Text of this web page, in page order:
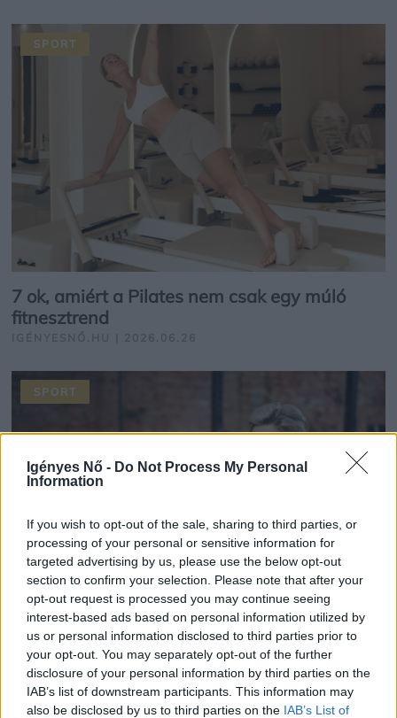
Igényes Nő - Do Not Process My Personal
Information
If you wish to opt-out of the sale, sharing to third parties, or
processing of your personal or sensitive information for
targeted advertising by us, please use the below opt-out
section to confirm your selection. Please note that after your
opt-out request is processed you may continue seeing
interest-based ads based on personal information utilized by
us or personal information disclosed to third parties prior to
your opt-out. You may separately opt-out of the further
disclosure of your personal information by third parties on the
IAB’s list of downstream participants. This information may
also be disclosed by us to third parties on the IAB’s List of
7 ok, amiért a Pilates nem csak egy múló
fitnesztrend
IGÉNYESNŐ.HU | 2026.06.26
SPORT
5 év súlyzós edzés után: „4 dolog, amit
bárcsak az elején tudtam volna a gyorsabb
eredményért!”
IGÉNYESNŐ.HU | 2026.06.21
SPORT